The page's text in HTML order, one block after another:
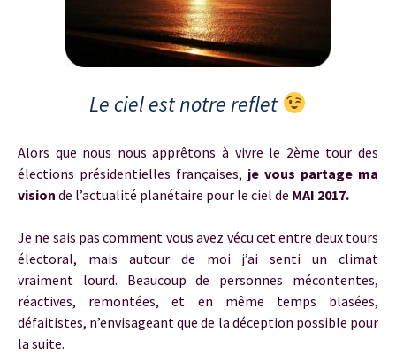
Le ciel est notre reflet
Alors que nous nous apprêtons à vivre le 2ème tour des
élections présidentielles françaises, je vous partage ma
vision de l’actualité planétaire pour le ciel de MAI 2017.
Je ne sais pas comment vous avez vécu cet entre deux tours
électoral, mais autour de moi j’ai senti un climat
vraiment lourd. Beaucoup de personnes mécontentes,
réactives, remontées, et en même temps blasées,
défaitistes, n’envisageant que de la déception possible pour
la suite.